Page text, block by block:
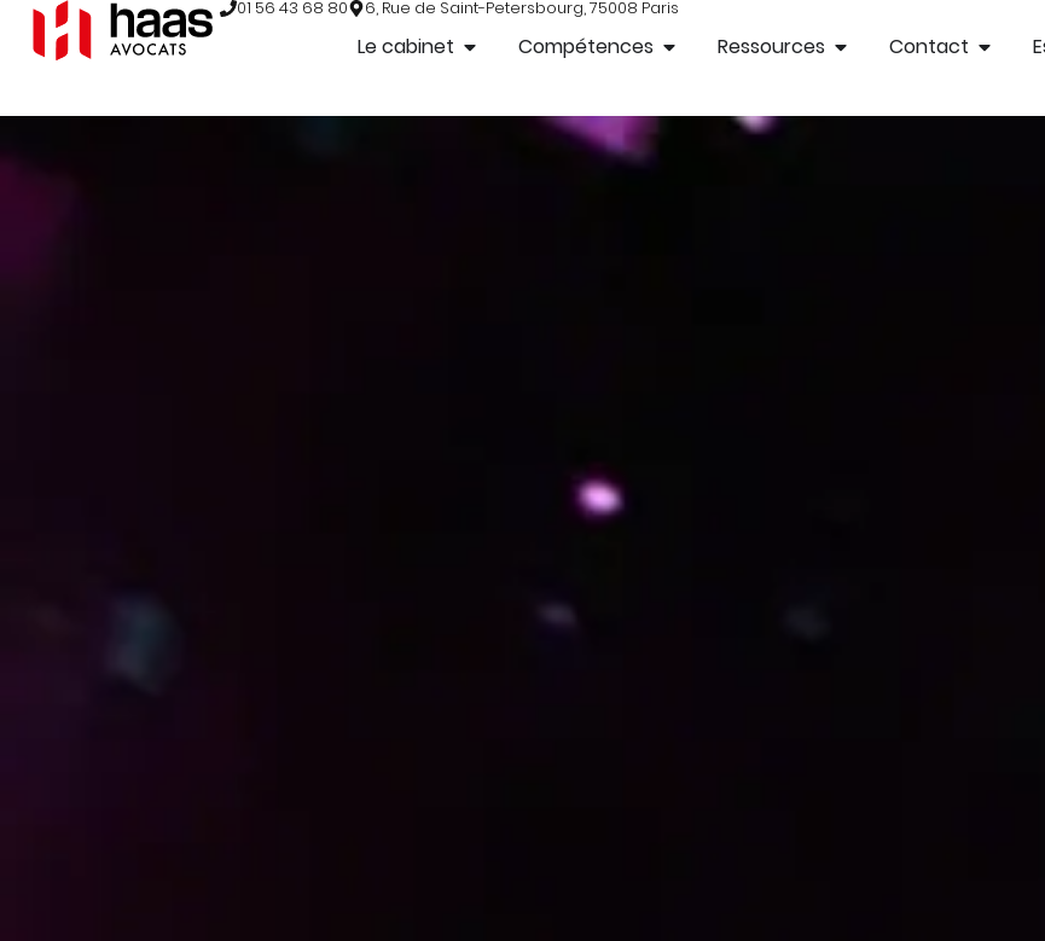
01 56 43 68 80 6, Rue de Saint-Petersbourg, 75008 Paris
Le cabinet Compétences Ressources Contact